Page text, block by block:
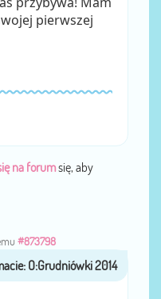
pierwszej
na forumsię, aby
#873798